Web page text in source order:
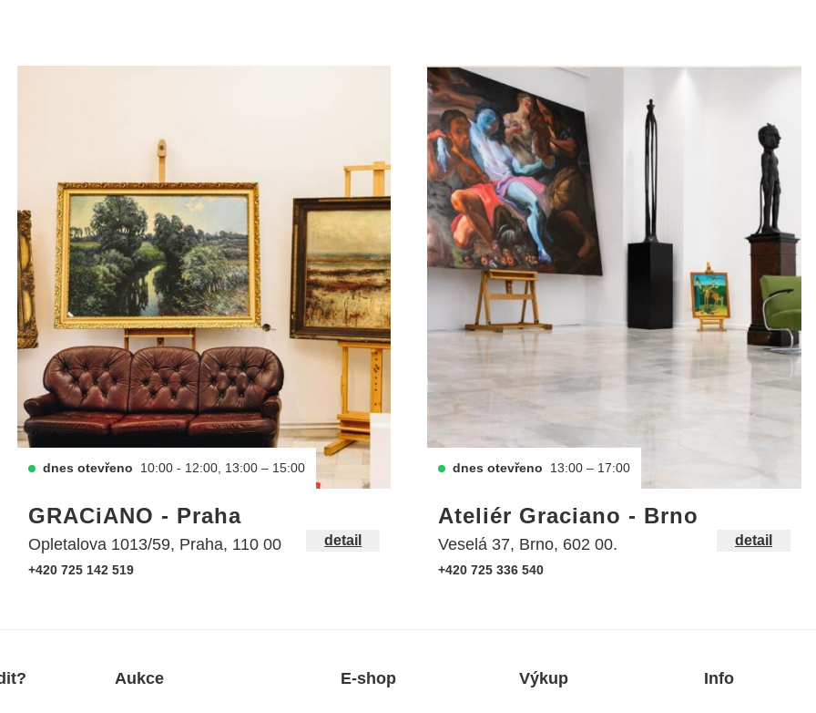
dnes otevřeno 10:00 - 12:00, 13:00 – 15:00
GRACiANO - Praha
Opletalova 1013/59, Praha, 110 00
+420 725 142 519
detail
dnes otevřeno 13:00 – 17:00
Ateliér Graciano - Brno
Veselá 37, Brno, 602 00.
+420 725 336 540
detail
Aukce E-shop Výkup Info